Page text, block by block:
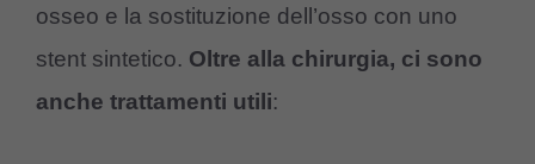
osseo e la sostituzione dell’osso con uno
stent sintetico. Oltre alla chirurgia, ci sono
anche trattamenti utili: